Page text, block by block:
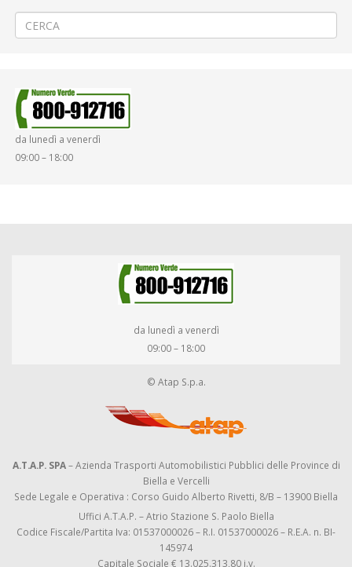
da lunedì a venerdì
09:00 – 18:00
da lunedì a venerdì
09:00 – 18:00
© Atap S.p.a.
A.T.A.P. SPA– Azienda Trasporti Automobilistici Pubblici delle Province di
Biella e Vercelli
Sede Legale e Operativa : Corso Guido Alberto Rivetti, 8/B – 13900 Biella
Uffici A.T.A.P. – Atrio Stazione S. Paolo Biella
Codice Fiscale/Partita Iva: 01537000026 – R.I. 01537000026 – R.E.A. n. BI-
145974
Capitale Sociale € 13.025.313,80 i.v.